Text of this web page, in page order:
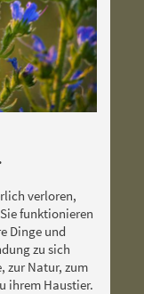
verloren,
funktionieren
Dinge und
zu sich
zur Natur, zum
ihrem Haustier.